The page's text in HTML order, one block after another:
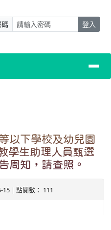
登入
以下學校及幼兒園
學生助理人員甄選
周知，請查照。
15 | 點閱數： 111